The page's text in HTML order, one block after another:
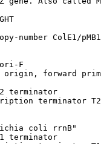
number ColE1/
F
origin, forward
terminator
terminator
coli rrnB"
terminator